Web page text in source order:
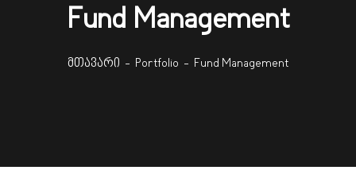
Fund Management
მთავარი Portfolio Fund Management